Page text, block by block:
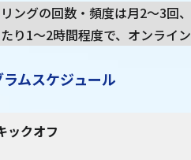
ングの回数・頻度は月2〜3回
り1～2時間程度で、オンライ
ムスケジュール
ックオフ